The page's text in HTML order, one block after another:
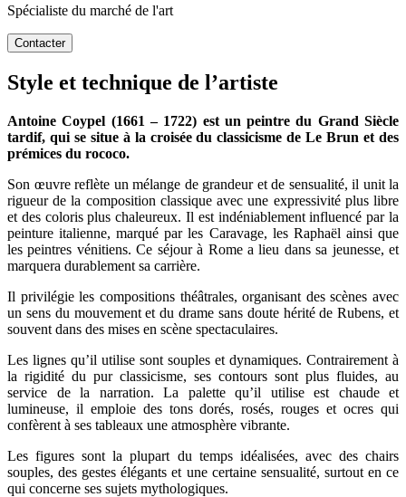
Spécialiste du marché de l'art
Contacter
Style et technique de l’artiste
Antoine Coypel (1661 – 1722) est un peintre du Grand Siècle
tardif, qui se situe à la croisée du classicisme de Le Brun et des
prémices du rococo.
Son œuvre reflète un mélange de grandeur et de sensualité, il unit la
rigueur de la composition classique avec une expressivité plus libre
et des coloris plus chaleureux. Il est indéniablement influencé par la
peinture italienne, marqué par les Caravage, les Raphaël ainsi que
les peintres vénitiens. Ce séjour à Rome a lieu dans sa jeunesse, et
marquera durablement sa carrière.
Il privilégie les compositions théâtrales, organisant des scènes avec
un sens du mouvement et du drame sans doute hérité de Rubens, et
souvent dans des mises en scène spectaculaires.
Les lignes qu’il utilise sont souples et dynamiques. Contrairement à
la rigidité du pur classicisme, ses contours sont plus fluides, au
service de la narration. La palette qu’il utilise est chaude et
lumineuse, il emploie des tons dorés, rosés, rouges et ocres qui
confèrent à ses tableaux une atmosphère vibrante.
Les figures sont la plupart du temps idéalisées, avec des chairs
souples, des gestes élégants et une certaine sensualité, surtout en ce
qui concerne ses sujets mythologiques.